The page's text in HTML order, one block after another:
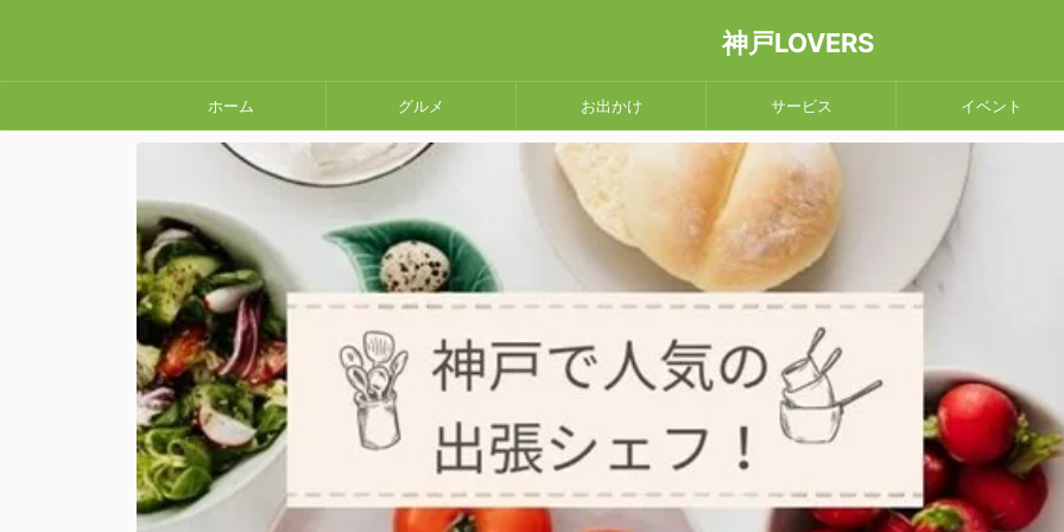
神戸LOVERS
ホーム グルメ お出かけ サービス イベント